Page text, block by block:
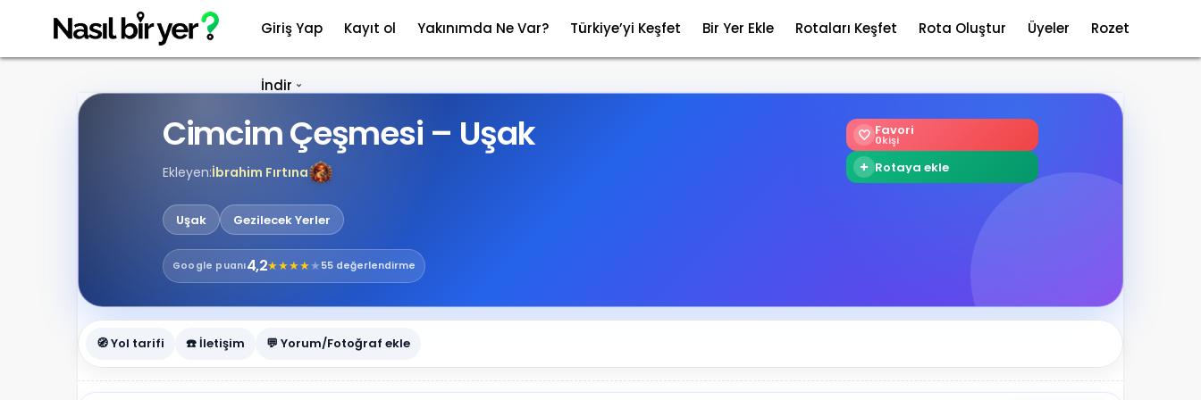
Giriş Yap Kayıt ol Yakınımda Ne Var? Türkiye’yi Keşfet Bir Yer Ekle Rotaları Keşfet Rota Oluştur Üyeler Rozet
İndir
Cimcim Çeşmesi – Uşak
Ekleyen:İbrahim Fırtına
Uşak Gezilecek Yerler
Google puanı4,2★★★★★ 55 değerlendirme
🤍 Favori
0kişi
+ Rotaya ekle
🧭 Yol tarifi ☎️ İletişim 💬 Yorum/Fotoğraf ekle